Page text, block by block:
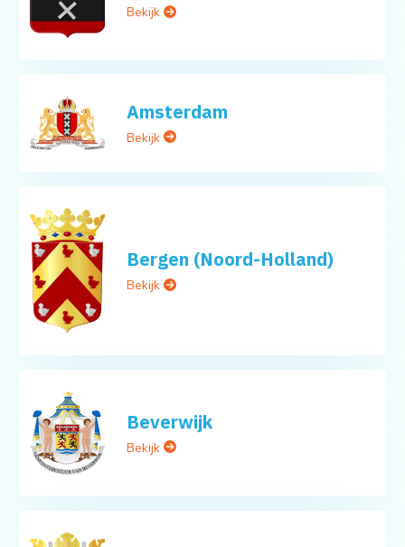
Bekijk
Amsterdam
Bekijk
Bergen (Noord-Holland)
Bekijk
Beverwijk
Bekijk